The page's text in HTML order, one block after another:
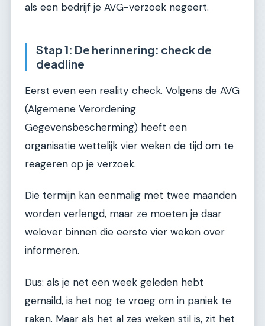
als een bedrijf je AVG-verzoek negeert.
Stap 1: De herinnering: check de
deadline
Eerst even een reality check. Volgens de AVG
(Algemene Verordening
Gegevensbescherming) heeft een
organisatie wettelijk vier weken de tijd om te
reageren op je verzoek.
Die termijn kan eenmalig met twee maanden
worden verlengd, maar ze moeten je daar
welover binnen die eerste vier weken over
informeren.
Dus: als je net een week geleden hebt
gemaild, is het nog te vroeg om in paniek te
raken. Maar als het al zes weken stil is, zit het